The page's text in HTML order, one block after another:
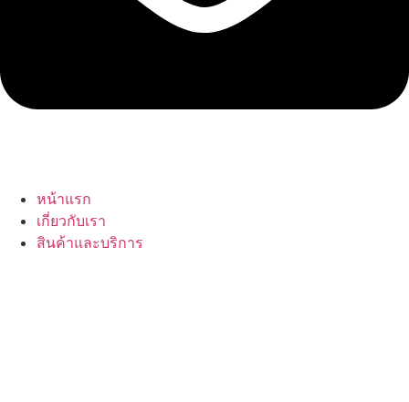
หน้าแรก
เกี่ยวกับเรา
สินค้าและบริการ